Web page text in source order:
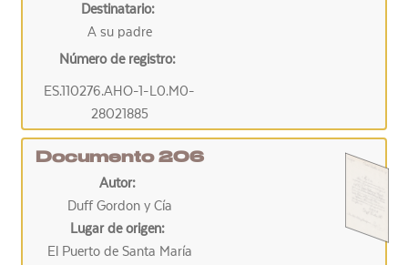
Destinatario:
A su padre
Número de registro:
ES.110276.AHO-1-L0.M0-
28021885
Documento 206
Autor:
Duff Gordon y Cía
Lugar de origen:
El Puerto de Santa María